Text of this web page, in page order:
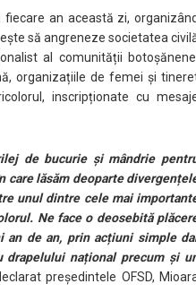
fiecare an această zi,
să angreneze societatea
al comunității
organizațiile de femei și
inscripționate cu
de bucurie și mândrie
care lăsăm deoparte
unul dintre cele mai
Ne face o deosebită
an de an, prin acțiuni simple
drapelului național precum și
președintele OFSD,